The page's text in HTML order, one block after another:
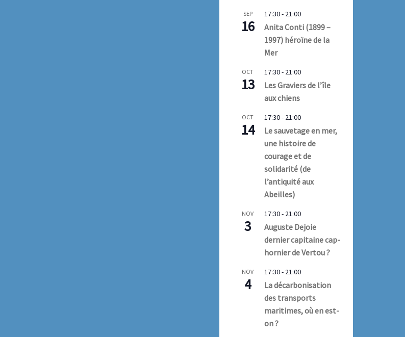
SEP
16
17:30- 21:00
Anita Conti (1899 –
1997) héroïne de la
Mer
OCT
13
17:30- 21:00
Les Graviers de l’île
aux chiens
OCT
14
17:30- 21:00
Le sauvetage en mer,
une histoire de
courage et de
solidarité (de
l’antiquité aux
Abeilles)
NOV
3
17:30- 21:00
Auguste Dejoie
dernier capitaine cap-
hornier de Vertou ?
NOV
4
17:30- 21:00
La décarbonisation
des transports
maritimes, où en est-
on ?